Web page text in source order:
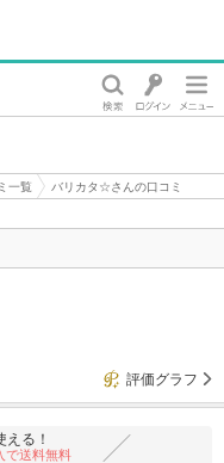
一覧
バリカタ☆さんの口コミ
評価グラフ
る！
で送料無料